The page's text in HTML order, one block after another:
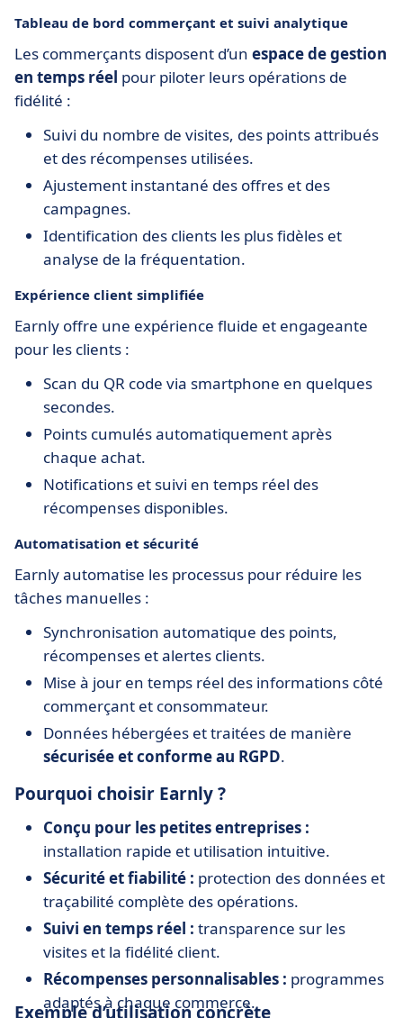
Tableau de bord commerçant et suivi analytique
Les commerçants disposent d’un espace de gestion
en temps réel pour piloter leurs opérations de
fidélité :
Suivi du nombre de visites, des points attribués
et des récompenses utilisées.
Ajustement instantané des offres et des
campagnes.
Identification des clients les plus fidèles et
analyse de la fréquentation.
Expérience client simplifiée
Earnly offre une expérience fluide et engageante
pour les clients :
Scan du QR code via smartphone en quelques
secondes.
Points cumulés automatiquement après
chaque achat.
Notifications et suivi en temps réel des
récompenses disponibles.
Automatisation et sécurité
Earnly automatise les processus pour réduire les
tâches manuelles :
Synchronisation automatique des points,
récompenses et alertes clients.
Mise à jour en temps réel des informations côté
commerçant et consommateur.
Données hébergées et traitées de manière
sécurisée et conforme au RGPD.
Pourquoi choisir Earnly ?
Conçu pour les petites entreprises :
installation rapide et utilisation intuitive.
Sécurité et fiabilité : protection des données et
traçabilité complète des opérations.
Suivi en temps réel : transparence sur les
visites et la fidélité client.
Récompenses personnalisables : programmes
adaptés à chaque commerce.
Exemple d’utilisation concrète